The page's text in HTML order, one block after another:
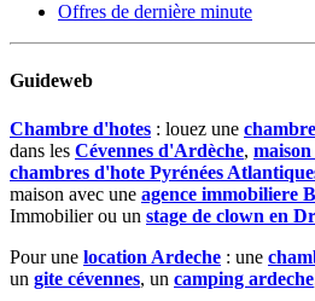
Offres de dernière minute
Guideweb
Chambre d'hotes : louez une
dans les Cévennes d'Ardèche,
chambres d'hote Pyrénées
maison avec une agence immobiliere
Immobilier ou un stage de clown en
Pour une location Ardeche : une
un gite cévennes, un camping ardeche